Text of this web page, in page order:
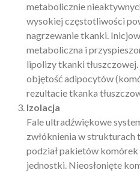
metabolicznie
wysokiej częstotliwości
nagrzewanie tkanki.
metaboliczna i
lipolizy tkanki
objętość adipocytów
rezultacie tkanka
Izolacja
Fale ultradźwiękowe
zwłóknienia w strukturach
podział pakietów
jednostki. Nieosłonięte